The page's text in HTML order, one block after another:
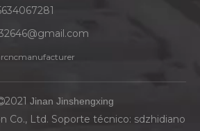
2021 Jinan Jinshengxing
Co., Ltd. Soporte técnico: sdzhidiano